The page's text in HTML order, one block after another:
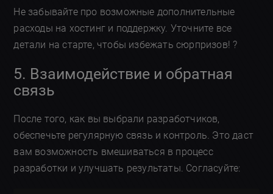
Не забывайте про возможные дополнительные
расходы на хостинг и поддержку. Уточните все
детали на старте, чтобы избежать сюрпризов! ?
5. Взаимодействие и обратная
связь
После того, как вы выбрали разработчиков,
обеспечьте регулярную связь и контроль. Это даст
вам возможность вмешиваться в процесс
разработки и улучшать результаты. Согласуйте: